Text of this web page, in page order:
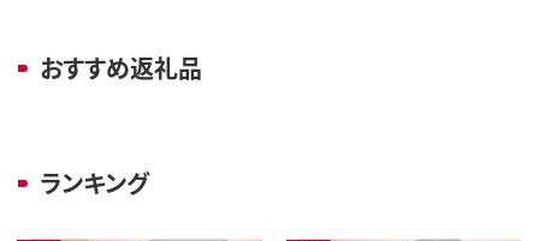
おすすめ返礼品
ランキング